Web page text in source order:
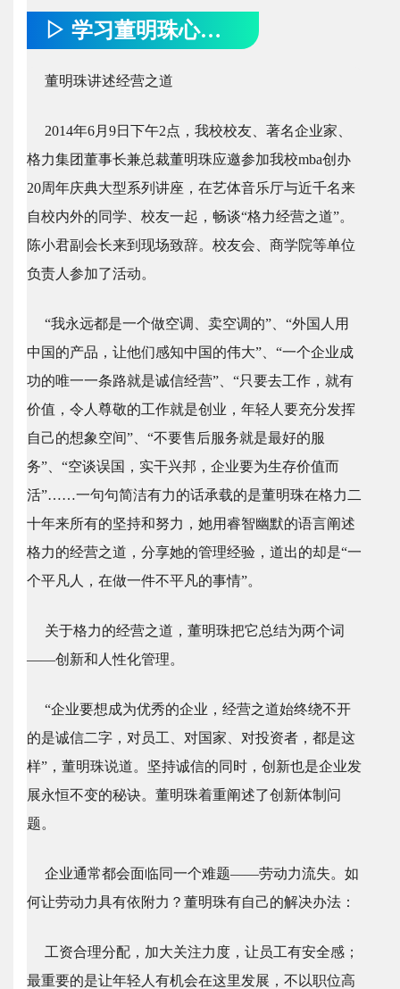
▷ 学习董明珠心得 ◁
董明珠讲述经营之道
2014年6月9日下午2点，我校校友、著名企业家、
格力集团董事长兼总裁董明珠应邀参加我校mba创办
20周年庆典大型系列讲座，在艺体音乐厅与近千名来
自校内外的同学、校友一起，畅谈“格力经营之道”。
陈小君副会长来到现场致辞。校友会、商学院等单位
负责人参加了活动。
“我永远都是一个做空调、卖空调的”、“外国人用
中国的产品，让他们感知中国的伟大”、“一个企业成
功的唯一一条路就是诚信经营”、“只要去工作，就有
价值，令人尊敬的工作就是创业，年轻人要充分发挥
自己的想象空间”、“不要售后服务就是最好的服
务”、“空谈误国，实干兴邦，企业要为生存价值而
活”……一句句简洁有力的话承载的是董明珠在格力二
十年来所有的坚持和努力，她用睿智幽默的语言阐述
格力的经营之道，分享她的管理经验，道出的却是“一
个平凡人，在做一件不平凡的事情”。
关于格力的经营之道，董明珠把它总结为两个词
——创新和人性化管理。
“企业要想成为优秀的企业，经营之道始终绕不开
的是诚信二字，对员工、对国家、对投资者，都是这
样”，董明珠说道。坚持诚信的同时，创新也是企业发
展永恒不变的秘诀。董明珠着重阐述了创新体制问
题。
企业通常都会面临同一个难题——劳动力流失。如
何让劳动力具有依附力？董明珠有自己的解决办法：
工资合理分配，加大关注力度，让员工有安全感；
最重要的是让年轻人有机会在这里发展，不以职位高